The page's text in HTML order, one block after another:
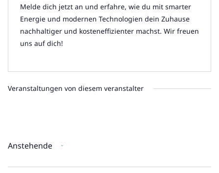
Melde dich jetzt an und erfahre, wie du mit smarter
Energie und modernen Technologien dein Zuhause
nachhaltiger und kosteneffizienter machst. Wir freuen
uns auf dich!
Veranstaltungen von diesem veranstalter
Anstehende
wählen.